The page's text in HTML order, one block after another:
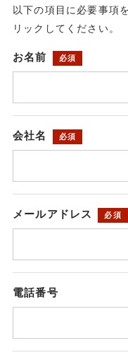
以下の項目に必要事項
リックしてください。
お名前 必須
会社名 必須
メールアドレス 必須
電話番号